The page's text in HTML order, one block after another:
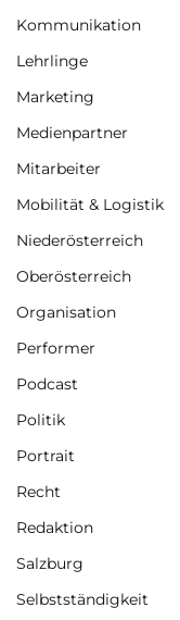
Kommunikation
Lehrlinge
Marketing
Medienpartner
Mitarbeiter
Mobilität & Logistik
Niederösterreich
Oberösterreich
Organisation
Performer
Podcast
Politik
Portrait
Recht
Redaktion
Salzburg
Selbstständigkeit